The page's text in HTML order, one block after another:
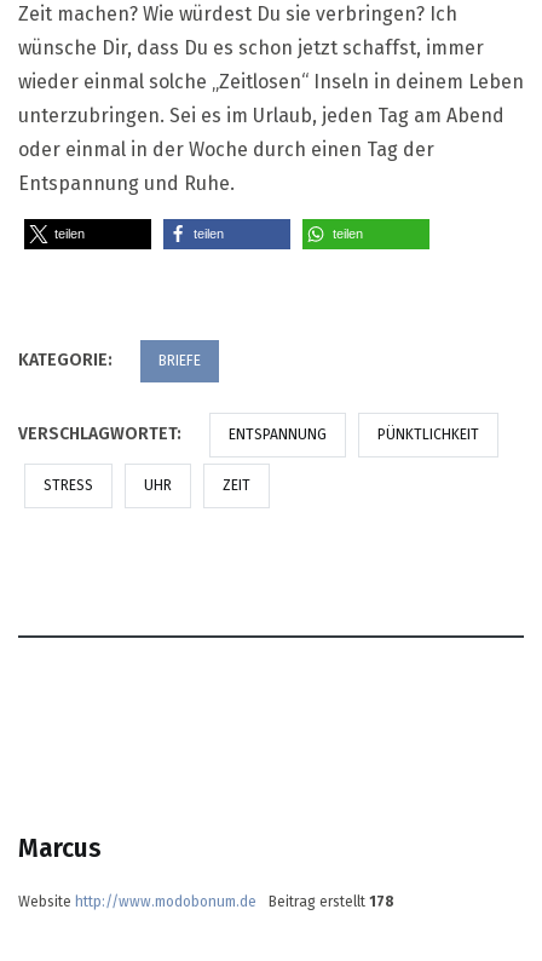
Zeit machen? Wie würdest Du sie verbringen? Ich
wünsche Dir, dass Du es schon jetzt schaffst, immer
wieder einmal solche „Zeitlosen“ Inseln in deinem Leben
unterzubringen. Sei es im Urlaub, jeden Tag am Abend
oder einmal in der Woche durch einen Tag der
Entspannung und Ruhe.
teilen teilen teilen
KATEGORIE: BRIEFE
VERSCHLAGWORTET: ENTSPANNUNG PÜNKTLICHKEIT
STRESS UHR ZEIT
Marcus
Website http://www.modobonum.de Beitrag erstellt 178